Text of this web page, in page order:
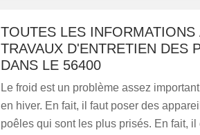
TOUTES LES
TRAVAUX D'ENTRETIEN DES
DANS LE 56400
Le froid est un problème assez
en hiver. En fait, il faut poser des
poêles qui sont les plus prisés. En fait,